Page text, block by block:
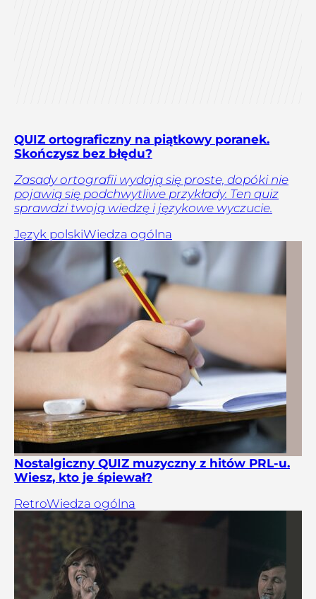
QUIZ ortograficzny na piątkowy poranek.
Skończysz bez błędu?
Zasady ortografii wydają się proste, dopóki nie
pojawią się podchwytliwe przykłady. Ten quiz
sprawdzi twoją wiedzę i językowe wyczucie.
Język polskiWiedza ogólna
Nostalgiczny QUIZ muzyczny z hitów PRL-u.
Wiesz, kto je śpiewał?
RetroWiedza ogólna